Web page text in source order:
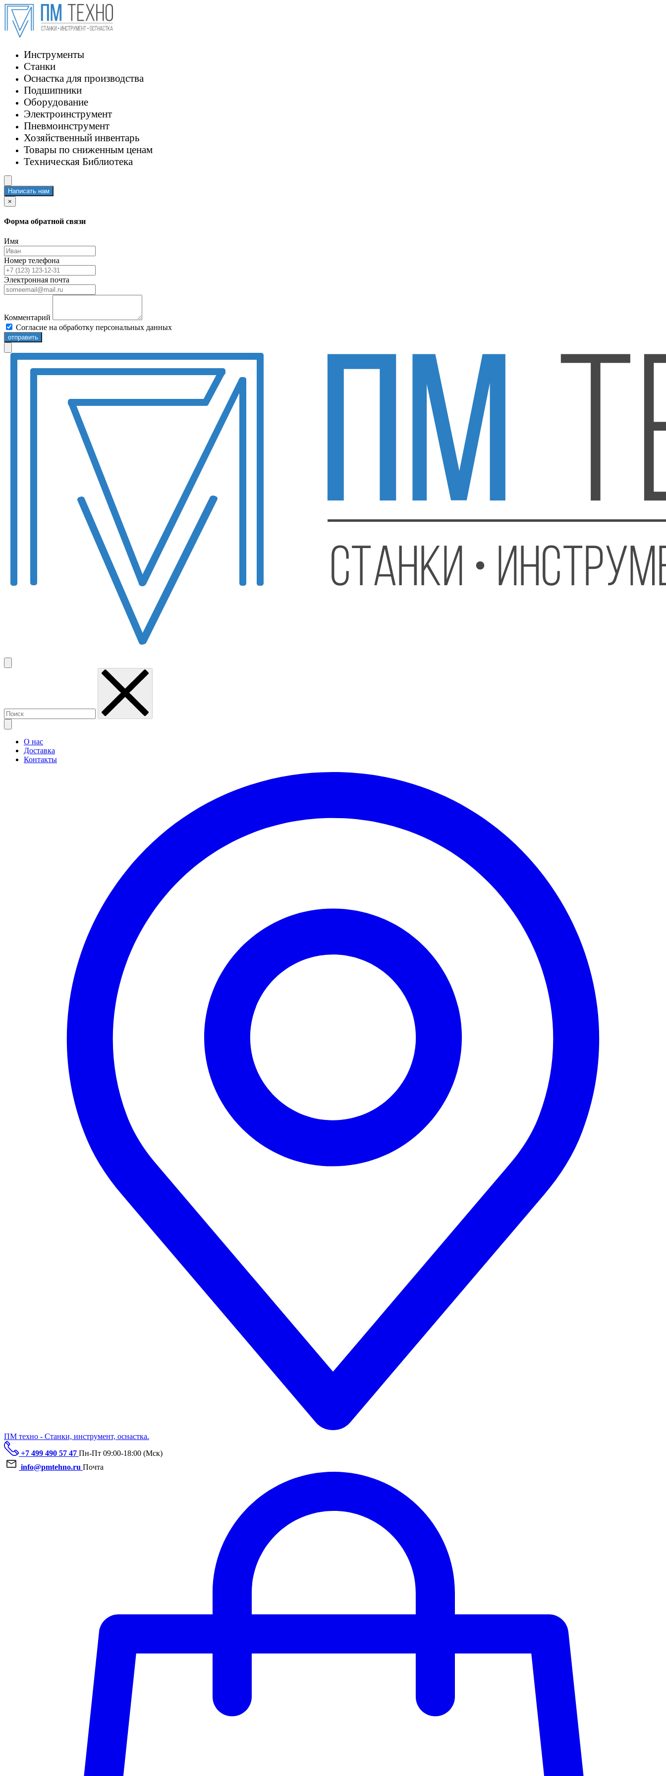
Инструменты
Станки
Оснастка для производства
Подшипники
Оборудование
Электроинструмент
Пневмоинструмент
Хозяйственный инвентарь
Товары по сниженным ценам
Техническая Библиотека
Написать нам
×
Форма обратной связи
Имя
Номер телефона
Электронная почта
Комментарий
Согласие на обработку персональных данных
отправить
О нас
Доставка
Контакты
ПМ техно - Станки, инструмент, оснастка.
+7 499 490 57 47 Пн-Пт 09:00-18:00 (Мск)
info@pmtehno.ru Почта